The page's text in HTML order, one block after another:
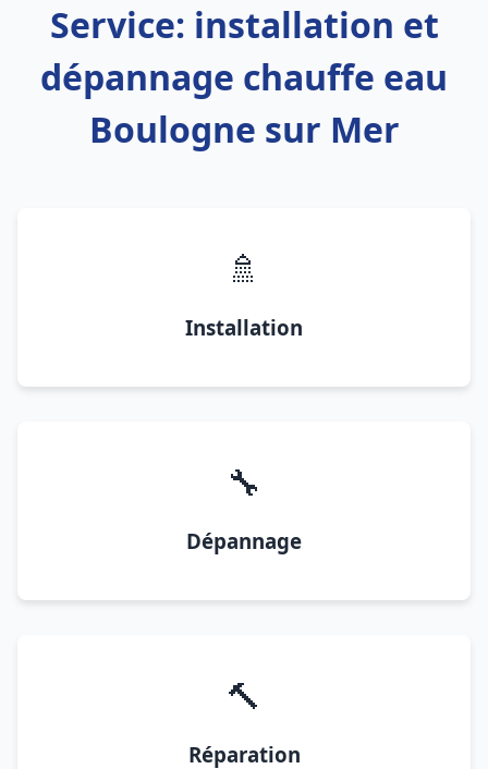
Service: installation et
dépannage chauffe eau
Boulogne sur Mer
🚿
Installation
🔧
Dépannage
🔨
Réparation